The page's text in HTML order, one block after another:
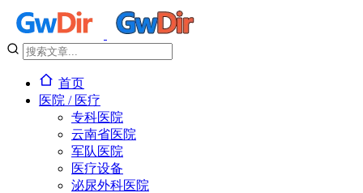
首页
医院 / 医疗
专科医院
云南省医院
军队医院
医疗设备
泌尿外科医院